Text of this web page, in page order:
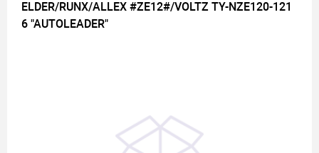
ELDER/RUNX/ALLEX #ZE12#/VOLTZ TY-NZE120-121
6 "AUTOLEADER"